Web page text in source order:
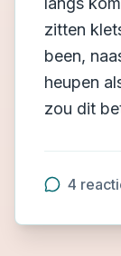
zitten
been,
heupen
zou dit
4